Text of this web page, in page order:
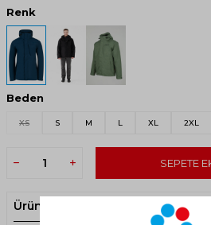
Renk
Beden
XS S M L XL 2XL
SEPETE
Ürün Açıklaması